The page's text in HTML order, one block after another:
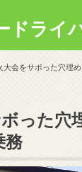
ドライ
大会をサボった穴埋
った穴
務